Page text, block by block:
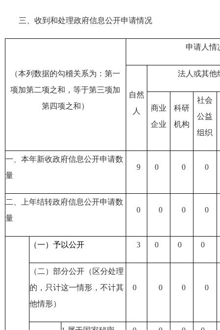
三、收到和处理政府信息公开申请情况
（本列数据的勾稽关系为：第一
项加第二项之和，等于第三项加
第四项之和）
申请人情
自然
人
法人或其他
商业
企业
科研
机构
社会
公益
组织
一、本年新收政府信息公开申请数
量
9 0 0 0
二、上年结转政府信息公开申请数
量
0 0 0 0
（一）予以公开 3 0 0 0
（二）部分公开（区分处理
的，只计这一情形，不计其
他情形）
0 0 0 0